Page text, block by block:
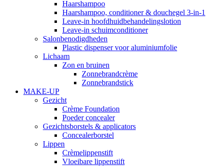
Haarshampoo
Haarshampoo, conditioner & douchegel 3-in-1
Leave-in hoofdhuidbehandelingslotion
Leave-in schuimconditioner
Salonbenodigdheden
Plastic dispenser voor aluminiumfolie
Lichaam
Zon en bruinen
Zonnebrandcrème
Zonnebrandstick
MAKE-UP
Gezicht
Crème Foundation
Poeder concealer
Gezichtsborstels & applicators
Concealerborstel
Lippen
Crèmelippenstift
Vloeibare lippenstift